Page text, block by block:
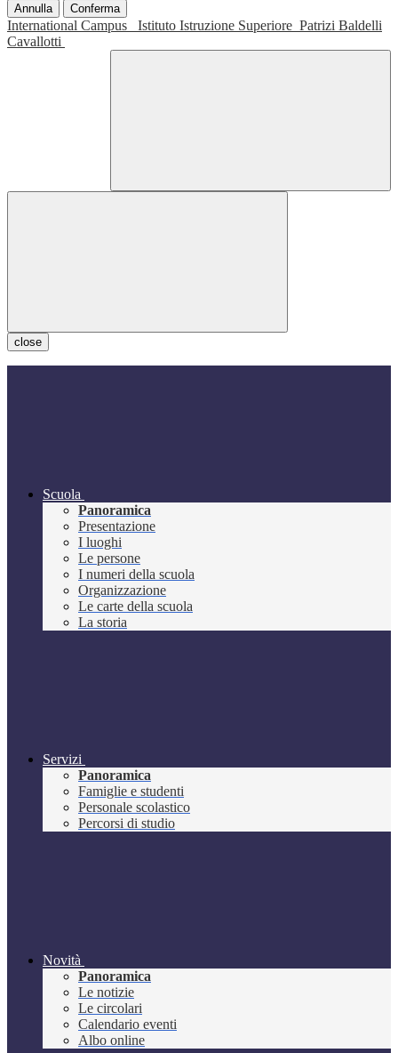
Annulla Conferma
International Campus Istituto Istruzione Superiore Patrizi Baldelli
Cavallotti
close
Scuola
Panoramica
Presentazione
I luoghi
Le persone
I numeri della scuola
Organizzazione
Le carte della scuola
La storia
Servizi
Panoramica
Famiglie e studenti
Personale scolastico
Percorsi di studio
Novità
Panoramica
Le notizie
Le circolari
Calendario eventi
Albo online